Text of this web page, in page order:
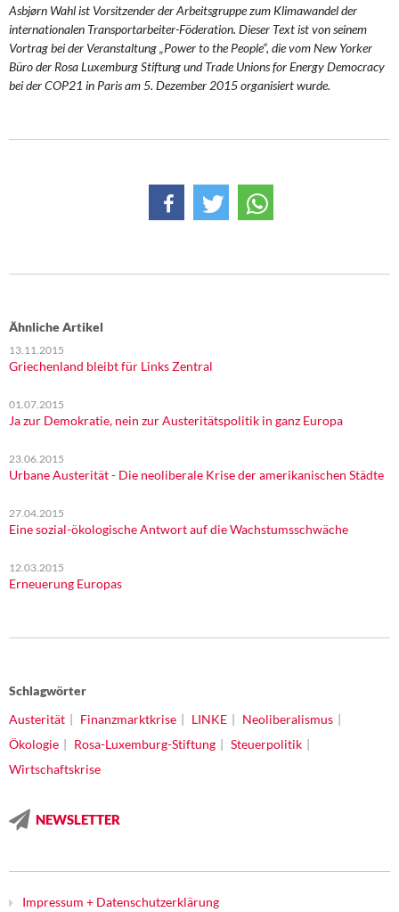
Asbjørn Wahl ist Vorsitzender der Arbeitsgruppe zum Klimawandel der
internationalen Transportarbeiter-Föderation. Dieser Text ist von seinem
Vortrag bei der Veranstaltung „Power to the People“, die vom New Yorker
Büro der Rosa Luxemburg Stiftung und Trade Unions for Energy Democracy
bei der COP21 in Paris am 5. Dezember 2015 organisiert wurde.
Ähnliche Artikel
13.11.2015
Griechenland bleibt für Links Zentral
01.07.2015
Ja zur Demokratie, nein zur Austeritätspolitik in ganz Europa
23.06.2015
Urbane Austerität - Die neoliberale Krise der amerikanischen Städte
27.04.2015
Eine sozial-ökologische Antwort auf die Wachstumsschwäche
12.03.2015
Erneuerung Europas
Schlagwörter
Austerität
Finanzmarktkrise LINKE
Neoliberalismus
Ökologie
Rosa-Luxemburg-Stiftung
Steuerpolitik
Wirtschaftskrise
NEWSLETTER
Impressum + Datenschutzerklärung